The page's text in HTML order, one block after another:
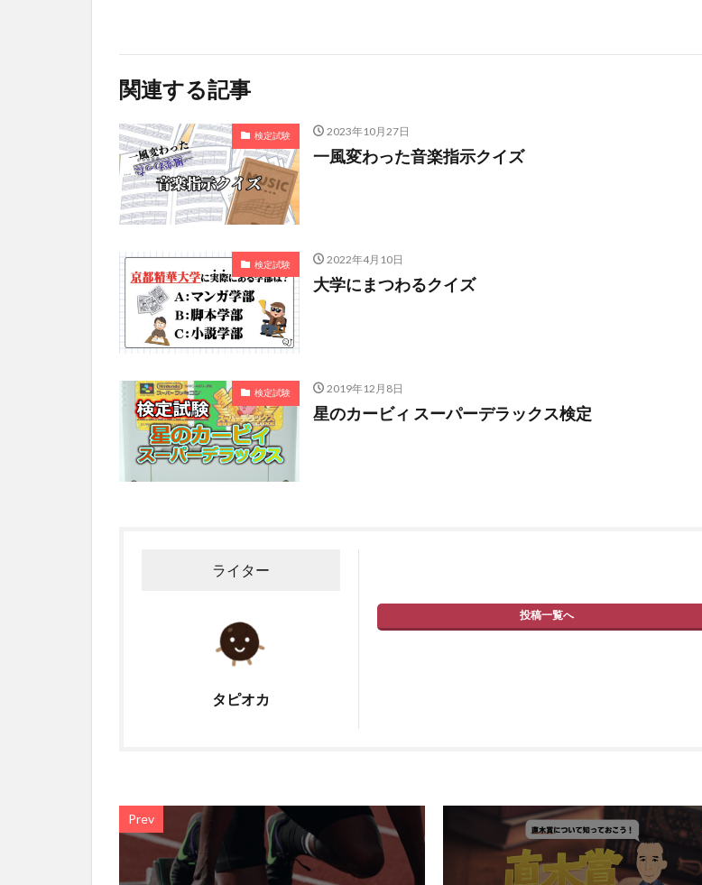
関連する記事
検定試験 2023年10月27日
一風変わった音楽指示クイズ
検定試験 2022年4月10日
大学にまつわるクイズ
検定試験 2019年12月8日
星のカービィ スーパーデラックス検定
ライター
タピオカ
投稿一覧へ
Prev